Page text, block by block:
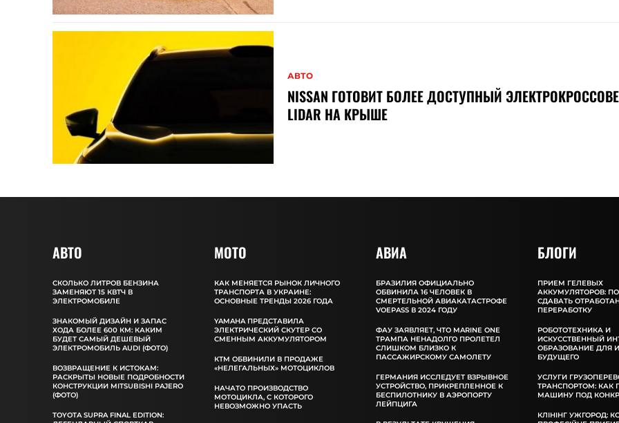
АВТО
NISSAN ГОТОВИТ БОЛЕЕ ДОСТУПНЫЙ
LIDAR НА КРЫШЕ
АВТО
СКОЛЬКО ЛИТРОВ БЕНЗИНА
ЗАМЕНЯЮТ 15 КВТЧ В
ЭЛЕКТРОМОБИЛЕ
ЗНАКОМЫЙ ДИЗАЙН И ЗАПАС
ХОДА БОЛЕЕ 600 КМ: КАКИМ
БУДЕТ САМЫЙ ДЕШЕВЫЙ
ЭЛЕКТРОМОБИЛЬ AUDI (ФОТО)
ВОЗВРАЩЕНИЕ К ИСТОКАМ:
РАСКРЫТЫ НОВЫЕ ПОДРОБНОСТИ
КОНСТРУКЦИИ MITSUBISHI PAJERO
(ФОТО)
TOYOTA SUPRA FINAL EDITION:
MOTO
КАК МЕНЯЕТСЯ РЫНОК ЛИЧНОГО
ТРАНСПОРТА В УКРАИНЕ:
ОСНОВНЫЕ ТРЕНДЫ 2026 ГОДА
YAMAHA ПРЕДСТАВИЛА
ЭЛЕКТРИЧЕСКИЙ СКУТЕР СО
СМЕННЫМ АККУМУЛЯТОРОМ
КТМ ОБВИНИЛИ В ПРОДАЖЕ
«НЕЛЕГАЛЬНЫХ» МОТОЦИКЛОВ
НАЧАТО ПРОИЗВОДСТВО
МОТОЦИКЛА, С КОТОРОГО
НЕВОЗМОЖНО УПАСТЬ
АВИА
БРАЗИЛИЯ ОФИЦИАЛЬНО
ОБВИНИЛА 16 ЧЕЛОВЕК В
СМЕРТЕЛЬНОЙ АВИАКАТАСТРОФЕ
VOEPASS В 2024 ГОДУ
ФАУ ЗАЯВЛЯЕТ, ЧТО MARINE ONE
ТРАМПА НЕНАДОЛГО ПРОЛЕТЕЛ
СЛИШКОМ БЛИЗКО К
ПАССАЖИРСКОМУ САМОЛЕТУ
ГЕРМАНИЯ ИССЛЕДУЕТ ВЗРЫВНОЕ
УСТРОЙСТВО, ПРИКРЕПЛЕННОЕ К
БЕСПИЛОТНИКУ В АЭРОПОРТУ
ЛЕЙПЦИГА
БЛОГИ
ПРИЕМ ГЕЛЕВЫХ
АККУМУЛЯТОРОВ:
СДАВАТЬ
ПЕРЕРАБОТКУ
РОБОТОТЕХНИКА И
ИСКУССТВЕННЫЙ
ОБРАЗОВАНИЕ ДЛЯ
БУДУЩЕГО
УСЛУГИ
ТРАНСПОРТОМ: КАК
МАШИНУ ПОД
КЛІНІНГ УЖГОРОД: